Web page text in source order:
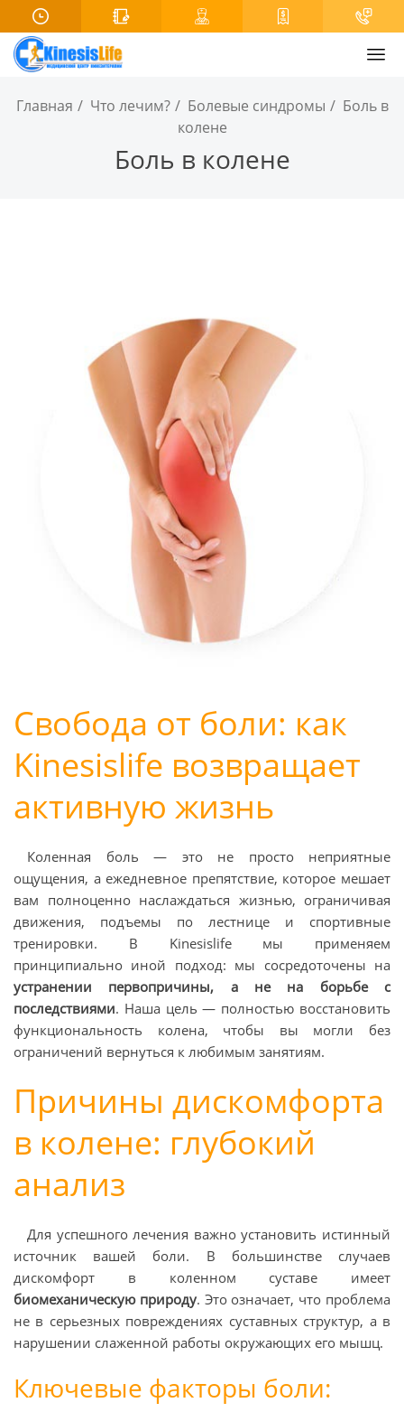
Главная Что лечим? Болевые синдромы
Боль в
колене
Боль в колене
Свобода от боли: как
Kinesislife возвращает
активную жизнь
Коленная боль — это не просто неприятные
ощущения, а ежедневное препятствие, которое мешает
вам полноценно наслаждаться жизнью, ограничивая
движения, подъемы по лестнице и спортивные
тренировки. В Kinesislife мы применяем
принципиально иной подход: мы сосредоточены на
устранении первопричины, а не на борьбе с
последствиями. Наша цель — полностью восстановить
функциональность колена, чтобы вы могли без
ограничений вернуться к любимым занятиям.
Причины дискомфорта
в колене: глубокий
анализ
Для успешного лечения важно установить истинный
источник вашей боли. В большинстве случаев
дискомфорт в коленном суставе имеет
биомеханическую природу. Это означает, что проблема
не в серьезных повреждениях суставных структур, а в
нарушении слаженной работы окружающих его мышц.
Ключевые факторы боли: